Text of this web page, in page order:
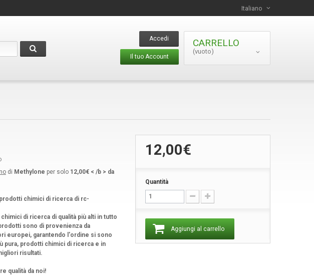
Italiano
CARRELLO
(vuoto)
Accedi
Il tuo Account
di Methylone per solo 12,00€ < /b > da
chimici di ricerca di rc-
di ricerca di qualità più alti in tutto
sono di provenienza da
europei, garantendo l'ordine si sono
pura, prodotti chimici di ricerca e in
risultati.
qualità da noi!
12,00€
Quantità
Aggiungi al carrello